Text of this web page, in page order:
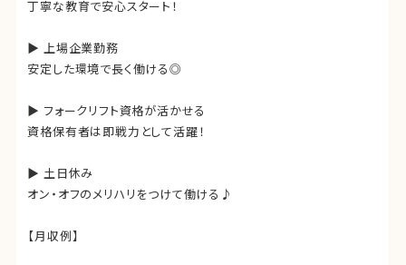
丁寧な教育で安心スタート！
▶ 上場企業勤務
安定した環境で長く働ける◎
▶ フォークリフト資格が活かせる
資格保有者は即戦力として活躍！
▶ 土日休み
オン・オフのメリハリをつけて働ける♪
【月収例】